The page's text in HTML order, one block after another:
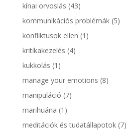
kínai orvoslás (43)
kommunikációs problémák(5)
konfliktusok ellen (1)
kritikakezelés (4)
kukkolás (1)
manage your emotions (8)
manipuláció (7)
marihuána (1)
meditációk és tudatállapotok(7)